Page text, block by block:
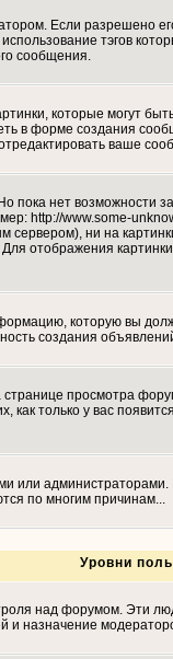
Если разрешено
тэгов
сообщения.
которые могут
в форме создания
ваше
пока нет возможности
http://www.some-
сервером), ни на
отображения
которую вы
создания
просмотра
только у вас
или
по многим причинам...
Уровни
над форумом. Эти
и назначение